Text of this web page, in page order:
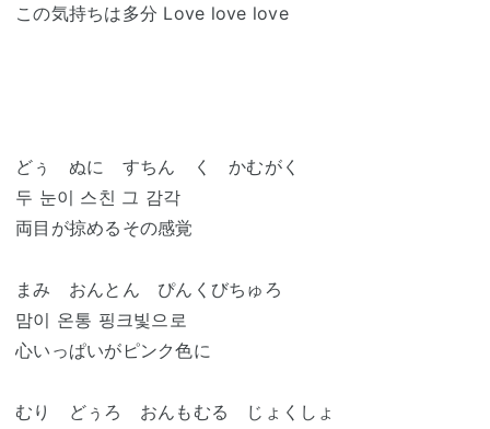
この気持ちは多分 Love love love
どぅ ぬに すちん く かむがく
두 눈이 스친 그 감각
両目が掠めるその感覚
まみ おんとん ぴんくびちゅろ
맘이 온통 핑크빛으로
心いっぱいがピンク色に
むり どぅろ おんもむる じょくしょ